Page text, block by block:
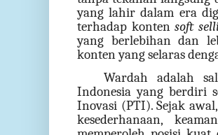
yang lahir dalam era
terhadap kontensoft
yang berlebihan dan
konten yang selaras
Wardah adalah
Indonesia yang berdiri
Inovasi (PTI). Sejak
kesederhanaan,